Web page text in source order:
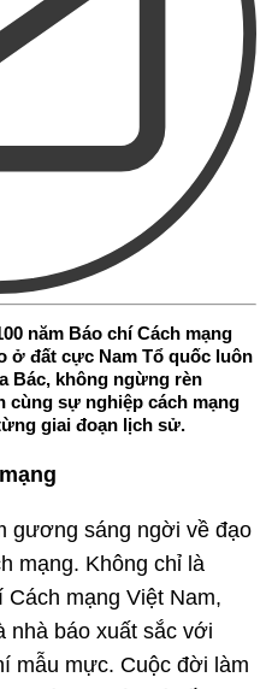
năm Báo chí Cách mạng
ở đất cực Nam Tổ quốc luôn
Bác, không ngừng rèn
cùng sự nghiệp cách mạng
giai đoạn lịch sử.
gương sáng ngời về đạo
mạng. Không chỉ là
mạng Việt Nam,
nhà báo xuất sắc với
mẫu mực. Cuộc đời làm